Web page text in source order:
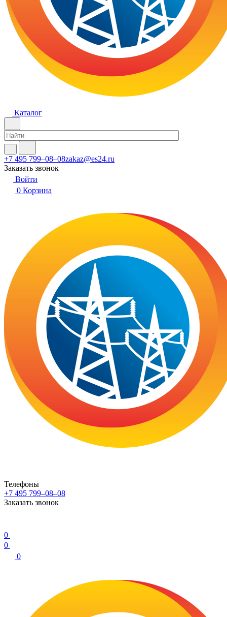
Каталог
+7 495 799–08–08zakaz@es24.ru
Заказать звонок
Войти
0 Корзина
Телефоны
+7 495 799–08–08
Заказать звонок
0
0
0